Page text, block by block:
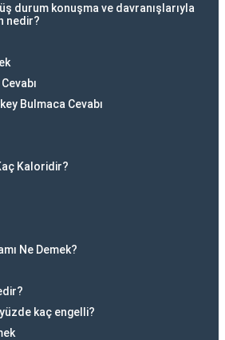
durum konuşma ve davranışlarıyla
nedir?
Bulmaca Cevabı
Kaloridir?
Ne Demek?
kaç engelli?